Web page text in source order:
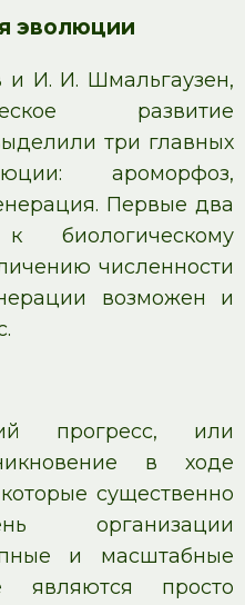
эволюции
И. И. Шмальгаузен,
развитие
три главных
ароморфоз,
Первые два
биологическому
численности
возможен и
прогресс, или
в ходе
существенно
организации
и масштабные
просто